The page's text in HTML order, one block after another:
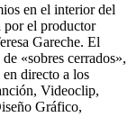
en el interior del
por el productor
Gareche. El
«sobres cerrados»,
directo a los
Videoclip,
Gráfico,